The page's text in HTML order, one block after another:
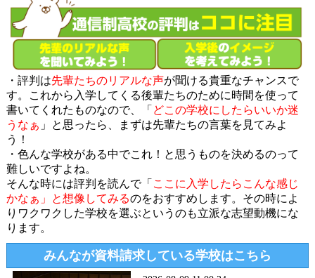
・評判は先輩たちのリアルな声が聞ける貴重なチャンスで
す。これから入学してくる後輩たちのために時間を使って
書いてくれたものなので、「 どこの学校にしたらいいか迷
うなぁ 」と思ったら、まずは先輩たちの言葉を見てみよ
う！
・色んな学校がある中でこれ！と思うものを決めるのって
難しいですよね。
そんな時には評判を読んで「 ここに入学したらこんな感じ
かなぁ」と想像してみるのをおすすめします。その時によ
りワクワクした学校を選ぶというのも立派な志望動機にな
ります。
みんなが資料請求している学校はこちら